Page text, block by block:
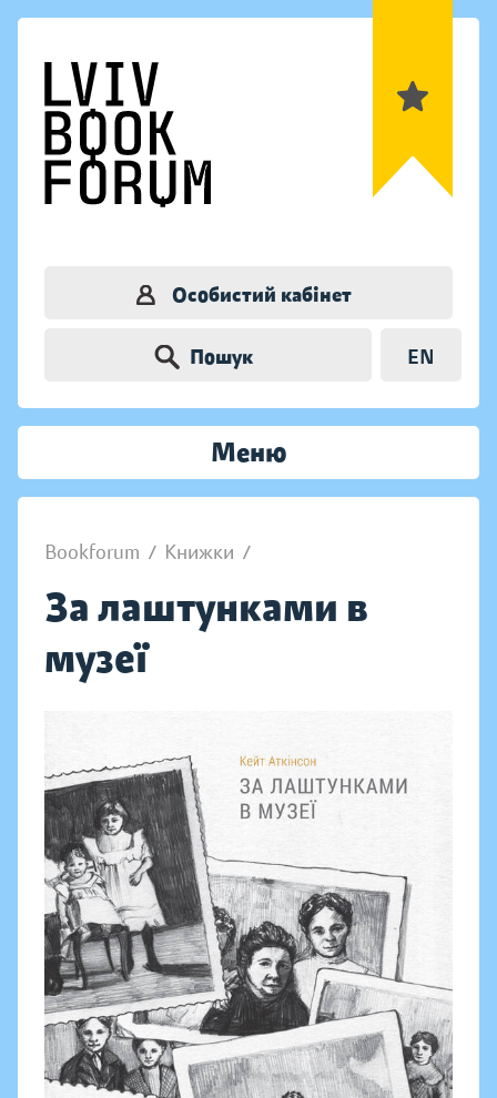
Особистий кабінет
Пошук EN
Меню
Bookforum / Книжки /
За лаштунками в
музеї